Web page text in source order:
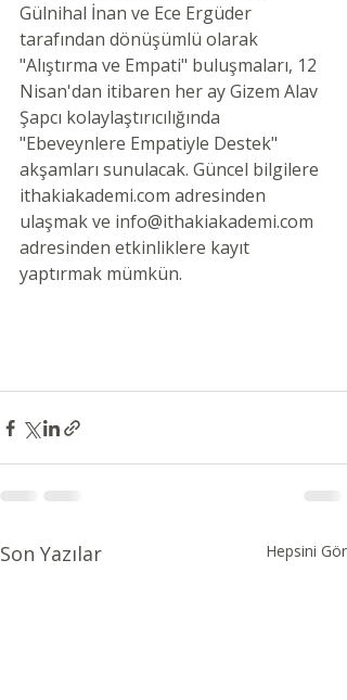
Gülnihal İnan ve Ece Ergüder
tarafından dönüşümlü olarak
"Alıştırma ve Empati" buluşmaları, 12
Nisan'dan itibaren her ay Gizem Alav
Şapcı kolaylaştırıcılığında
"Ebeveynlere Empatiyle Destek"
akşamları sunulacak. Güncel bilgilere
ithakiakademi.com adresinden
ulaşmak ve info@ithakiakademi.com
adresinden etkinliklere kayıt
yaptırmak mümkün.
Son Yazılar Hepsini Gör